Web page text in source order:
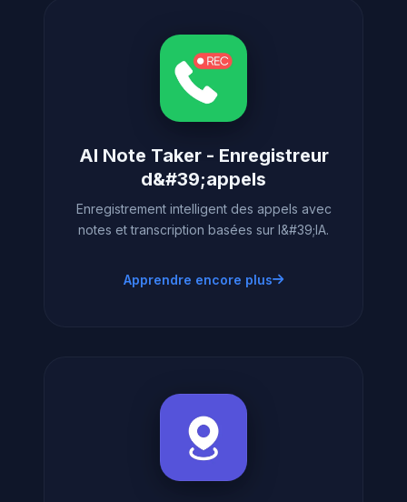
AI Note Taker - Enregistreur
d&#39;appels
Enregistrement intelligent des appels avec
notes et transcription basées sur l&#39;IA.
Apprendre encore plus